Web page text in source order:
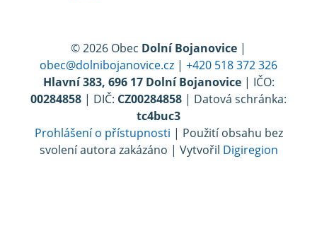
© 2026 Obec Dolní Bojanovice |
obec@dolnibojanovice.cz | +420 518 372 326
Hlavní 383, 696 17 Dolní Bojanovice| IČO:
00284858 | DIČ: CZ00284858 | Datová schránka:
tc4buc3
Prohlášení o přístupnosti | Použití obsahu bez
svolení autora zakázáno | Vytvořil Digiregion